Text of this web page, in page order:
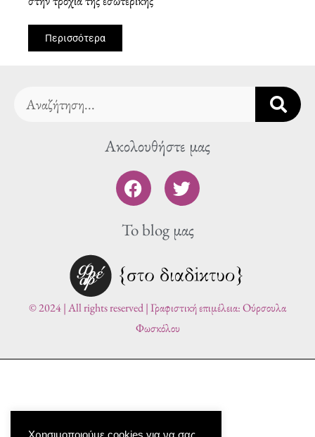
Περισσότερα
Search
Ακολουθήστε μας
F
a
e
o
o
k
T
w
t
e
r
To blog μας
© 2024 | All rights reserved | Γραφιστική επιμέλεια: Ούρσουλα
Φωσκόλου